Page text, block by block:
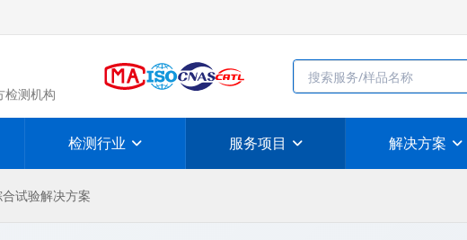
检测机构
检测行业 服务项目 解决方案
试验解决方案